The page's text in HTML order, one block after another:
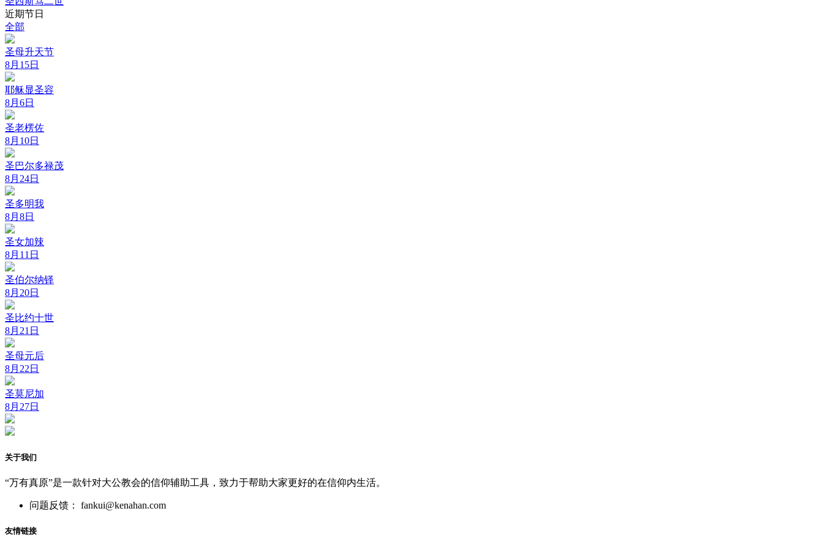
近期节日
全部
圣母升天节
8月15日
耶稣显圣容
8月6日
圣老楞佐
8月10日
圣巴尔多禄茂
8月24日
圣多明我
8月8日
圣女加辣
8月11日
圣伯尔纳铎
8月20日
圣比约十世
8月21日
圣母元后
8月22日
圣莫尼加
8月27日
关于我们
“万有真原”是一款针对大公教会的信仰辅助工具，致力于帮助大家更好的在信仰内生活。
问题反馈： fankui@kenahan.com
友情链接